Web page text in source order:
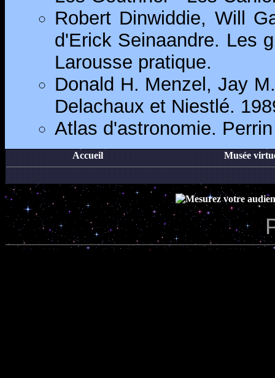
Robert Dinwiddie, Will
d'Erick Seinaandre. Les
Larousse pratique.
Donald H. Menzel, Jay
Delachaux et Niestlé.
Atlas d'astronomie.
Accueil Musée